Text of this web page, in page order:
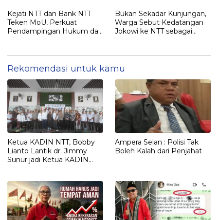
Kejati NTT dan Bank NTT
Teken MoU, Perkuat
Pendampingan Hukum dan
Bukan Sekadar Kunjungan,
Warga Sebut Kedatangan
Jokowi ke NTT sebagai
Rekomendasi untuk kamu
Ketua KADIN NTT, Bobby
Lianto Lantik dr. Jimmy
Sunur jadi Ketua KADIN
Ampera Selan : Polisi Tak
Boleh Kalah dari Penjahat